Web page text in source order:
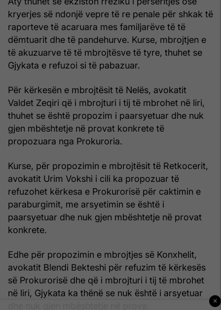
kryerjes së ndonjë vepre të re penale për shkak të
raporteve të acaruara mes familjarëve të të
dëmtuarit dhe të pandehurve. Kurse, mbrojtjen e
të akuzuarve të të mbrojtësve të tyre, thuhet se
Gjykata e refuzoi si të pabazuar.
Për kërkesën e mbrojtësit të Nelës, avokatit
Valdet Zeqiri që i mbrojturi i tij të mbrohet në liri,
thuhet se është propozim i paarsyetuar dhe nuk
gjen mbështetje në provat konkrete të
propozuara nga Prokuroria.
Kurse, për propozimin e mbrojtësit të Retkocerit,
avokatit Urim Vokshi i cili ka propozuar të
refuzohet kërkesa e Prokurorisë për caktimin e
paraburgimit, me arsyetimin se është i
paarsyetuar dhe nuk gjen mbështetje në provat
konkrete.
Edhe për propozimin e mbrojtjes së Konxhelit,
avokatit Blendi Bekteshi për refuzim të kërkesës
së Prokurorisë dhe që i mbrojturi i tij të mbrohet
në liri, Gjykata ka thënë se nuk është i arsyetuar
×